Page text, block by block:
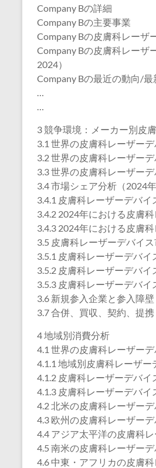
Company Bの詳細
Company Bの主要事業
Company Bの皮膚科レーザ
Company Bの皮膚科レーザ
2024）
Company Bの最近の動向/最
…
…
3 競争環境：メーカー別皮
3.1 世界の皮膚科レーザー
3.2 世界の皮膚科レーザー
3.3 世界の皮膚科レーザー
3.4 市場シェア分析（2024年
3.4.1 皮膚科レーザーデバ
3.4.2 2024年における皮膚
3.4.3 2024年における皮膚
3.5 皮膚科レーザーデバイ
3.5.1 皮膚科レーザーデバ
3.5.2 皮膚科レーザーデバ
3.5.3 皮膚科レーザーデバ
3.6 新規参入企業と参入障壁
3.7 合併、買収、契約、提携
4 地域別消費分析
4.1 世界の皮膚科レーザー
4.1.1 地域別皮膚科レーザー
4.1.2 皮膚科レーザーデバイ
4.1.3 皮膚科レーザーデバイ
4.2 北米の皮膚科レーザー
4.3 欧州の皮膚科レーザー
4.4 アジア太平洋の皮膚科
4.5 南米の皮膚科レーザー
4.6 中東・アフリカの皮膚